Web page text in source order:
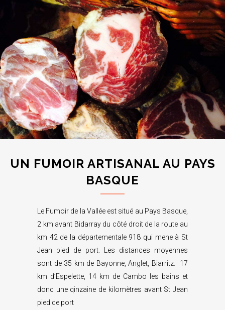
UN FUMOIR ARTISANAL AU PAYS
BASQUE
Le Fumoir de la Vallée est situé au Pays Basque,
2 km avant Bidarray du côté droit de la route au
km 42 de la départementale 918 qui mene à St
Jean pied de port. Les distances moyennes
sont de 35 km de Bayonne, Anglet, Biarritz. 17
km d’Espelette, 14 km de Cambo les bains et
donc une qinzaine de kilomètres avant St Jean
pied de port